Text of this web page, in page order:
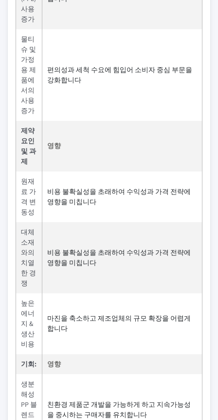
사용
증가
물티
슈 및
가정
용 제
품에
서의
사용
증가
편의성과 세척 수요에 힘입어 소비자 중심 부문을
강화합니다
제약
요인
및 과
제
영향
원재
료 가
격 변
동성
비용 불확실성을 초래하여 수익성과 가격 전략에
영향을 미칩니다
대체
소재
와의
치열
한 경
쟁
비용 불확실성을 초래하여 수익성과 가격 전략에
영향을 미칩니다
높은
에너
지 &
생산
비용
마진을 축소하고 제조업체의 규모 확장을 어렵게
합니다
기회: 영향
생분
해성
PP 블
렌드
친환경 제품군 개발을 가능하게 하고 지속가능성
을 중시하는 구매자를 유치합니다